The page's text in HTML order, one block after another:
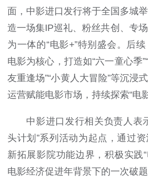
面，中影进口发行将于全国多城
造一场集IP巡礼、粉丝共创、专
为一体的“电影+”特别盛会。后
电影为核心，打造如“六一童心季
友重逢场”“小黄人大冒险”等沉浸
运营赋能电影市场，持续探索“电影
中影进口发行相关负责人表
头计划”系列活动为起点，通过
新拓展影院功能边界，积极实践
电影经济促进年背景下的一次破